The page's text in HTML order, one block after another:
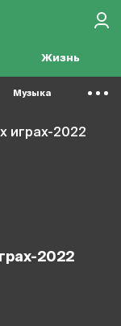
Жизнь
Музыка
играх-2022
2022